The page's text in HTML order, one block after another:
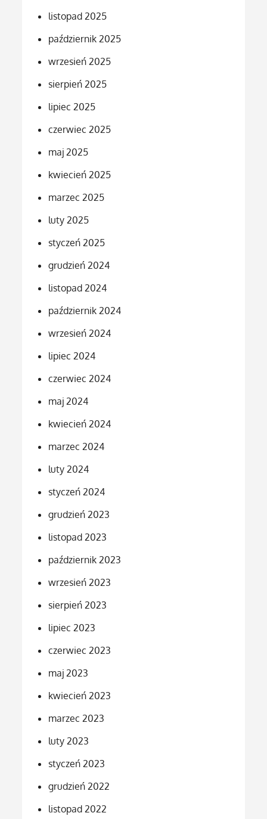
listopad 2025
październik 2025
wrzesień 2025
sierpień 2025
lipiec 2025
czerwiec 2025
maj 2025
kwiecień 2025
marzec 2025
luty 2025
styczeń 2025
grudzień 2024
listopad 2024
październik 2024
wrzesień 2024
lipiec 2024
czerwiec 2024
maj 2024
kwiecień 2024
marzec 2024
luty 2024
styczeń 2024
grudzień 2023
listopad 2023
październik 2023
wrzesień 2023
sierpień 2023
lipiec 2023
czerwiec 2023
maj 2023
kwiecień 2023
marzec 2023
luty 2023
styczeń 2023
grudzień 2022
listopad 2022